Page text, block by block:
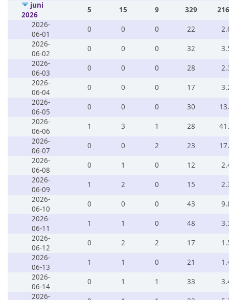
juni
2026
5 15 9 329
2026-
06-01
0 0 0 22
2026-
06-02
0 0 0 32
2026-
06-03
0 0 0 28
2026-
06-04
0 0 0 17
2026-
06-05
0 0 0 30
2026-
06-06
1 3 1 28
2026-
06-07
0 0 2 23
2026-
06-08
0 1 0 12
2026-
06-09
1 2 0 15
2026-
06-10
0 0 0 43
2026-
06-11
1 1 0 48
2026-
06-12
0 2 2 17
2026-
06-13
1 1 0 21
2026-
06-14
0 1 1 33
2026-